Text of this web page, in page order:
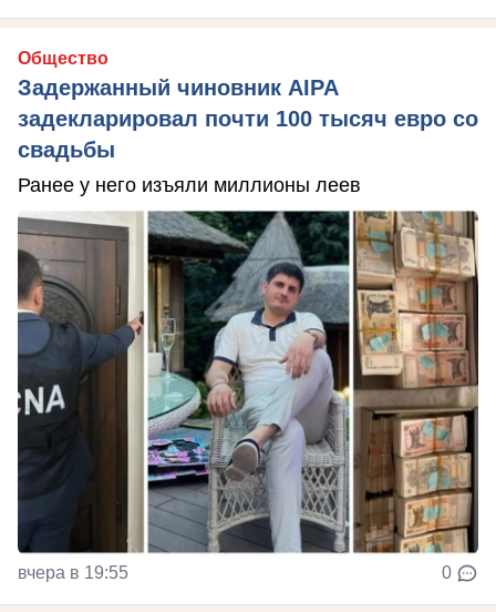
Общество
Задержанный чиновник AIPA
задекларировал почти 100 тысяч евро со
свадьбы
Ранее у него изъяли миллионы леев
вчера в 19:55 0